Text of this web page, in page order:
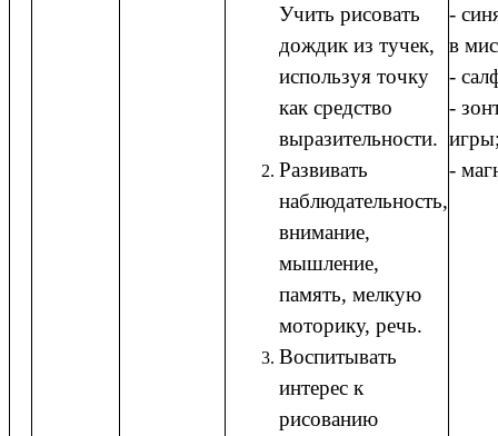
Учить рисовать
дождик из тучек,
используя точку
как средство
выразительности.
Развивать
наблюдательность,
внимание,
мышление,
память, мелкую
моторику, речь.
Воспитывать
интерес к
рисованию
-
в
-
-
-